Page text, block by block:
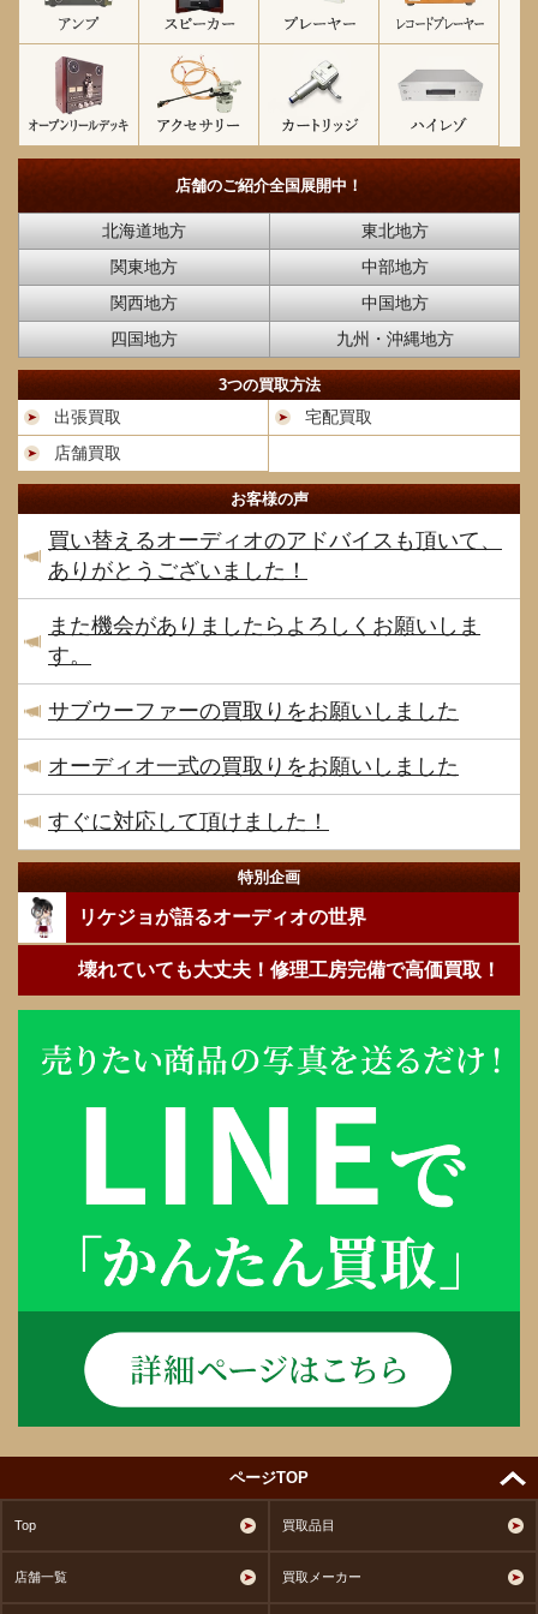
店舗のご紹介全国展開中！
北海道地方
東北地方
関東地方
中部地方
関西地方
中国地方
四国地方
九州・沖縄地方
3つの買取方法
出張買取
宅配買取
店舗買取
お客様の声
買い替えるオーディオのアドバイスも頂いて、
ありがとうございました！
また機会がありましたらよろしくお願いしま
す。
サブウーファーの買取りをお願いしました
オーディオ一式の買取りをお願いしました
すぐに対応して頂けました！
特別企画
リケジョが語るオーディオの世界
壊れていても大丈夫！修理工房完備で高価買取！
ページTOP
Top 買取品目
店舗一覧 買取メーカー